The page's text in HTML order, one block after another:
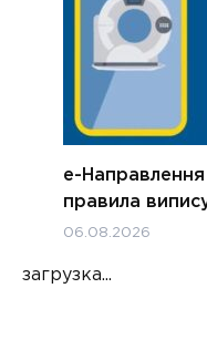
е-
правила
06.08.2026
загрузка...